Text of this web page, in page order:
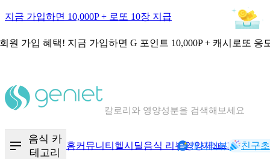
지금 가입하면 10,000P + 로또 10장 지급
원 가입 혜택! 지금 가입하면 G 포인트 10,000P + 캐시로또 응
칼로리와 영양성분을 검색해보세요
음식 카
테고리
홈커뮤니티 헬시딜음식 리뷰영양제NEW기록
캐시리뷰 친구